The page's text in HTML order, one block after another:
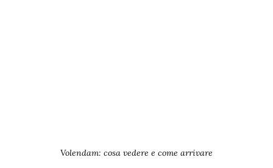
Volendam: cosa vedere e come arrivare